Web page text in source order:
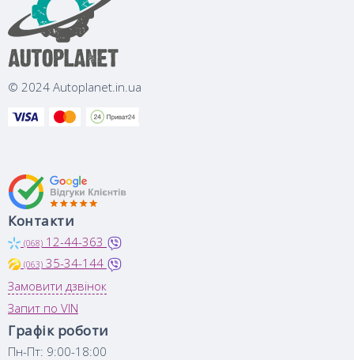
© 2024 Autoplanet.in.ua
Контакти
(068) 12-44-363
(063) 35-34-144
Замовити дзвінок
Запит по VIN
Графік роботи
Пн-Пт: 9:00-18:00